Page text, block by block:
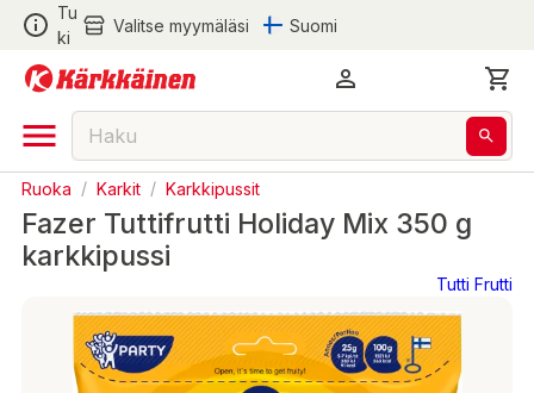
Tu
ki
Valitse myymäläsi Suomi
Ruoka / Karkit / Karkkipussit
Fazer Tuttifrutti Holiday Mix 350 g
karkkipussi
Tutti Frutti